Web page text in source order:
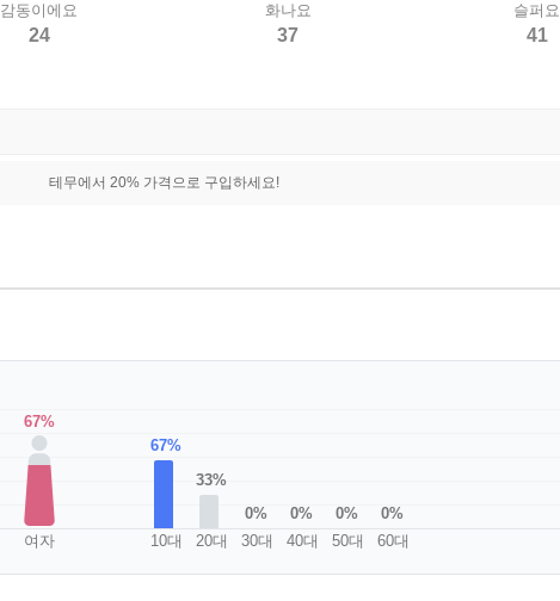
감동이에요
24
화나요
37
슬퍼요
41
테무에서 20% 가격으로 구입하세요!
67%
여자
67%
10대
33%
20대
0%
30대
0%
40대
0%
50대
0%
60대